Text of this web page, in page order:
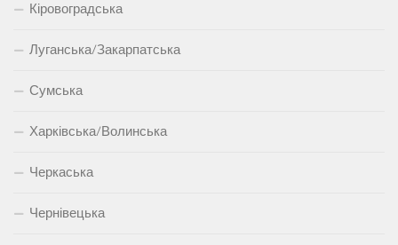
Кіровоградська
Луганська/Закарпатська
Сумська
Харківська/Волинська
Черкаська
Чернівецька